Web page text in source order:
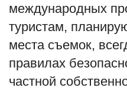
международных
туристам,
места съемок,
правилах
частной